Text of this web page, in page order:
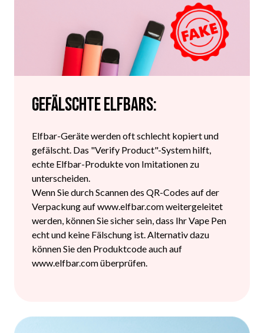
Gefälschte Elfbars:
Elfbar-Geräte werden oft schlecht kopiert und
gefälscht. Das "Verify Product"-System hilft,
echte Elfbar-Produkte von Imitationen zu
unterscheiden.
Wenn Sie durch Scannen des QR-Codes auf der
Verpackung auf www.elfbar.com weitergeleitet
werden, können Sie sicher sein, dass Ihr Vape Pen
echt und keine Fälschung ist. Alternativ dazu
können Sie den Produktcode auch auf
www.elfbar.com überprüfen.